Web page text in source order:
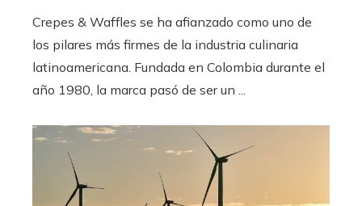
Crepes & Waffles se ha afianzado como uno de
los pilares más firmes de la industria culinaria
latinoamericana. Fundada en Colombia durante el
año 1980, la marca pasó de ser un ...